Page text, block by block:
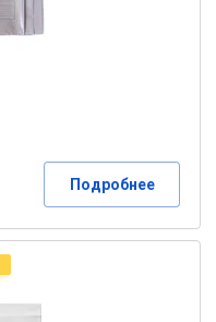
Подробнее